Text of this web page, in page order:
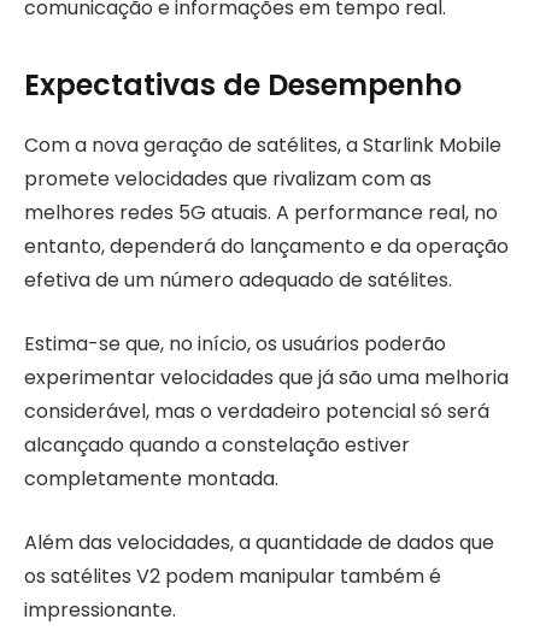
comunicação e informações em tempo real.
Expectativas de Desempenho
Com a nova geração de satélites, a Starlink Mobile
promete velocidades que rivalizam com as
melhores redes 5G atuais. A performance real, no
entanto, dependerá do lançamento e da operação
efetiva de um número adequado de satélites.
Estima-se que, no início, os usuários poderão
experimentar velocidades que já são uma melhoria
considerável, mas o verdadeiro potencial só será
alcançado quando a constelação estiver
completamente montada.
Além das velocidades, a quantidade de dados que
os satélites V2 podem manipular também é
impressionante.